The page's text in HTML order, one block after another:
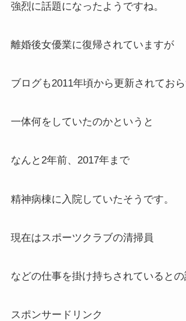
強烈に話題になったようですね。
離婚後女優業に復帰されていますが
ブログも2011年頃から更新されてお
一体何をしていたのかというと
なんと2年前、2017年まで
精神病棟に入院していたそうです。
現在はスポーツクラブの清掃員
などの仕事を掛け持ちされているとの
スポンサードリンク